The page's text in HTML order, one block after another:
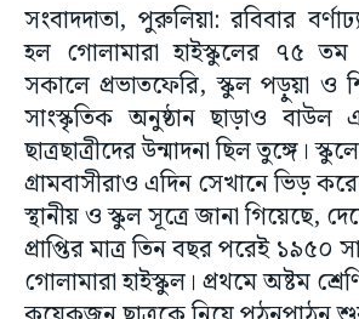
সংবাদদাতা, পুরুলিয়া: রবিবার
হল গোলামারা হাইস্কুলের ৭৫ তম
সকালে প্রভাতফেরি, স্কুল পড়ুয়া ও
সাংস্কৃতিক অনুষ্ঠান ছাড়াও বাউল
ছাত্রছাত্রীদের উন্মাদনা ছিল তুঙ্গে।
গ্রামবাসীরাও এদিন সেখানে ভিড়
স্থানীয় ও স্কুল সূত্রে জানা গিয়েছে,
প্রাপ্তির মাত্র তিন বছর পরেই ১৯৫০
গোলামারা হাইস্কুল। প্রথমে অষ্টম